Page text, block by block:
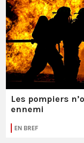
Les pompiers
ennemi
EN BREF